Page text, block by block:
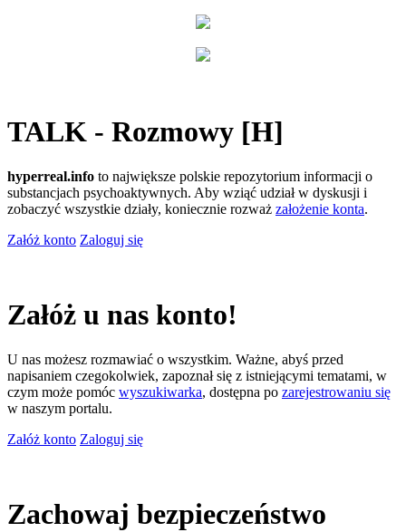
TALK - Rozmowy [H]
hyperreal.info to największe polskie repozytorium informacji o
substancjach psychoaktywnych. Aby wziąć udział w dyskusji i
zobaczyć wszystkie działy, koniecznie rozważ założenie konta.
Załóż konto Zaloguj się
Załóż u nas konto!
U nas możesz rozmawiać o wszystkim. Ważne, abyś przed
napisaniem czegokolwiek, zapoznał się z istniejącymi tematami, w
czym może pomóc wyszukiwarka, dostępna po zarejestrowaniu się
w naszym portalu.
Załóż konto Zaloguj się
Zachowaj bezpieczeństwo